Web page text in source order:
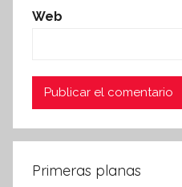
Web
Primeras planas